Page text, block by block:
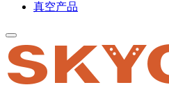
真空产品